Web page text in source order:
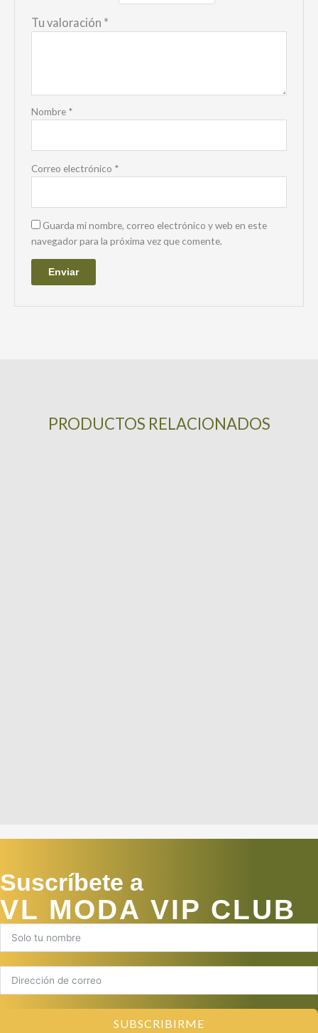
Tu valoración *
Nombre *
Correo electrónico *
Guarda mi nombre, correo electrónico y web en este
navegador para la próxima vez que comente.
PRODUCTOS RELACIONADOS
Suscríbete a
VL MODA VIP CLUB
SUBSCRIBIRME